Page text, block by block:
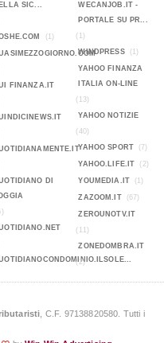
SIC...
(1)
FINANZA.IT
DI
WECANJOB.IT -
PORTALE SU PR...
(1)
WINDPRESS
(1)
YAHOO FINANZA
ITALIA ON-LINE
(13)
YAHOO NOTIZIE
(40)
YAHOO SPORT
(7)
YAHOO.LIFE.IT (2)
YOUMEDIA.IT (1)
ZAZOOM.IT (67)
ZEROUNOTV.IT
(11)
ZONEDOMBRA.IT
(2)
, C.F. 97138820580. Tutti i